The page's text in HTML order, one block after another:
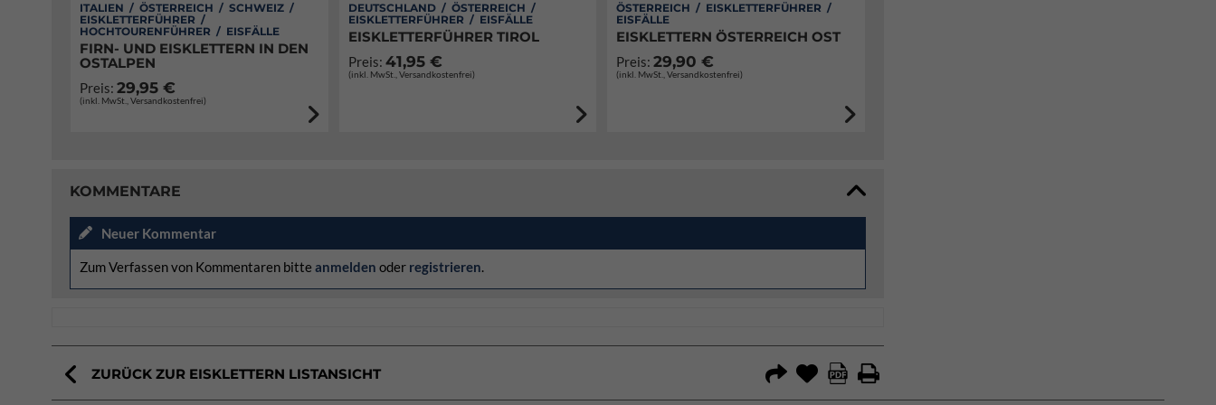
ITALIEN / ÖSTERREICH / SCHWEIZ /
EISKLETTERFÜHRER /
HOCHTOURENFÜHRER / EISFÄLLE
FIRN- UND EISKLETTERN IN DEN
OSTALPEN
Preis: 29,95 €
(inkl. MwSt., Versandkostenfrei)
DEUTSCHLAND / ÖSTERREICH /
EISKLETTERFÜHRER / EISFÄLLE
EISKLETTERFÜHRER TIROL
Preis: 41,95 €
(inkl. MwSt., Versandkostenfrei)
ÖSTERREICH / EISKLETTERFÜHRER /
EISFÄLLE
EISKLETTERN ÖSTERREICH OST
Preis:29,90 €
(inkl. MwSt., Versandkostenfrei)
KOMMENTARE
Neuer Kommentar
Zum Verfassen von Kommentaren bitte anmelden oder registrieren.
ZURÜCK ZUR EISKLETTERN LISTANSICHT